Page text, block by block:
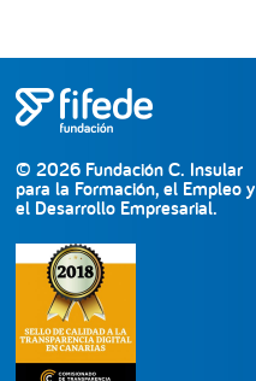
© 2026 Fundación C. Insular
para la Formación, el Empleo y
el Desarrollo Empresarial.